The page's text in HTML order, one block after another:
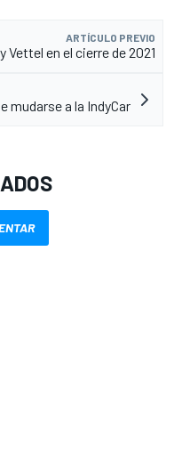
ARTÍCULO PREVIO
Vettel en el cierre de 2021
mudarse a la IndyCar